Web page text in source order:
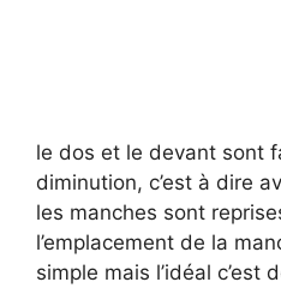
le dos et le devant sont
diminution, c’est à dire
les manches sont
l’emplacement de la
simple mais l’idéal c’est